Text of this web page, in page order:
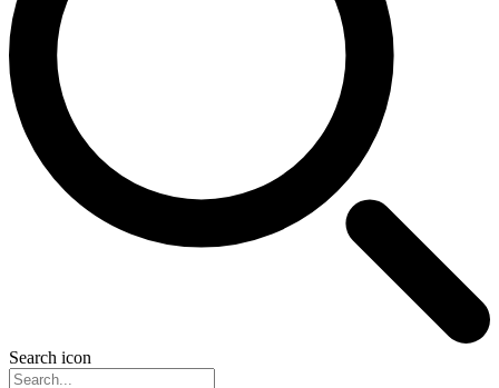
Search icon